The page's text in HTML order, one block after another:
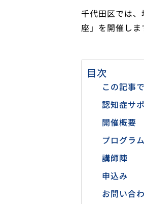
千代田区では
座」を開催しま
目次
この記事
認知症サ
開催概要
プログラ
講師陣
申込み
お問い合